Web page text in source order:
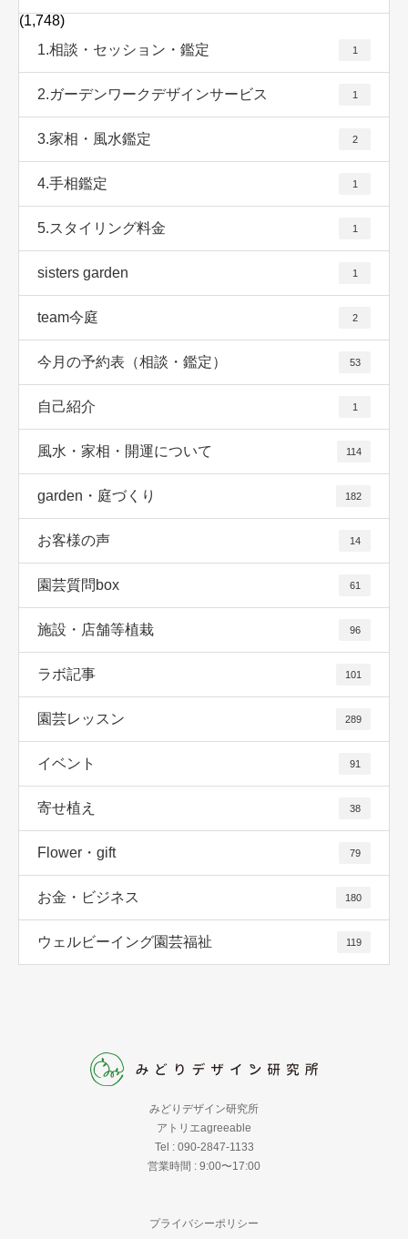
(1,748)
1.相談・セッション・鑑定
1
2.ガーデンワークデザインサービス 1
3.家相・風水鑑定 2
4.手相鑑定 1
5.スタイリング料金 1
sisters garden 1
team今庭 2
今月の予約表（相談・鑑定） 53
自己紹介 1
風水・家相・開運について 114
garden・庭づくり 182
お客様の声 14
園芸質問box 61
施設・店舗等植栽 96
ラボ記事 101
園芸レッスン 289
イベント 91
寄せ植え 38
Flower・gift 79
お金・ビジネス 180
ウェルビーイング園芸福祉 119
みどりデザイン研究所
アトリエagreeable
Tel : 090-2847-1133
営業時間 : 9:00〜17:00
プライバシーポリシー